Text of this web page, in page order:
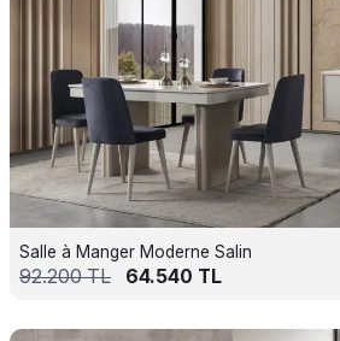
Salle à Manger Moderne Salin
92.200TL 64.540 TL